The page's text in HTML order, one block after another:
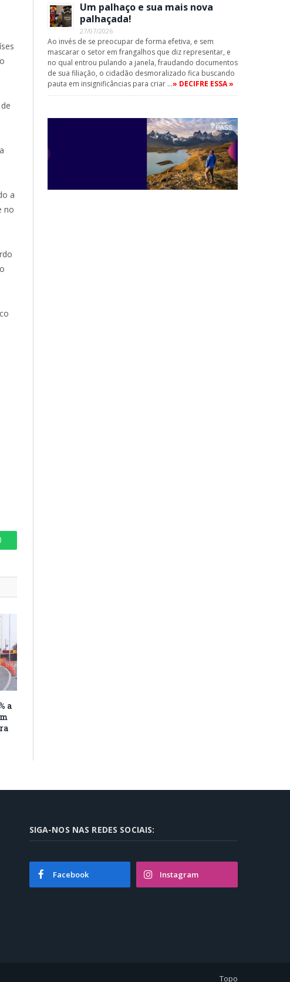
a
no
a
Um palhaço e sua mais nova
palhaçada!
27/07/2026
Ao invés de se preocupar de forma efetiva, e sem
mascarar o setor em frangalhos que diz representar, e
no qual entrou pulando a janela, fraudando documentos
de sua filiação, o cidadão desmoralizado fica buscando
pauta em insignificâncias para criar …» DECIFRE ESSA »
SIGA-NOS NAS REDES SOCIAIS:
Facebook Instagram
Topo